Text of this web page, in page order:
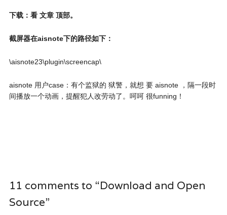
下载：看 文章 顶部。
截屏器在aisnote下的路径如下：
\aisnote23\plugin\screencap\
aisnote 用户case：有个监狱的 狱警，就想 要 aisnote ，隔一段时
间播放一个动画，提醒犯人改劳动了。呵呵 很funning！
11 comments to “Download and Open
Source”